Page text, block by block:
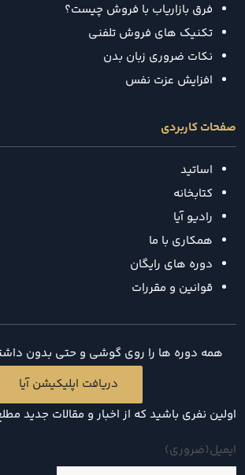
فرق بازاریاب با فروش چیست؟
تکنیک‌ های فروش تلفنی
نکات ضروری زبان بدن
افزایش عزت نفس
صفحات کاربردی
اساتید
کتابخانه
رادیو آیا
همکاری با ما
دوره های رایگان
قوانین و مقررات
همه دوره ها را روی گوشی و حتی بدون
دریافت اپلیکیشن آیا
اولین نفری باشید که از اخبار و مقالات جدید
ایمیل(ضروری)